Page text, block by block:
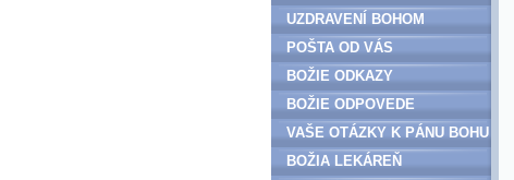
UZDRAVENÍ BOHOM
POŠTA OD VÁS
BOŽIE ODKAZY
BOŽIE ODPOVEDE
VAŠE OTÁZKY K PÁNU BOHU
BOŽIA LEKÁREŇ